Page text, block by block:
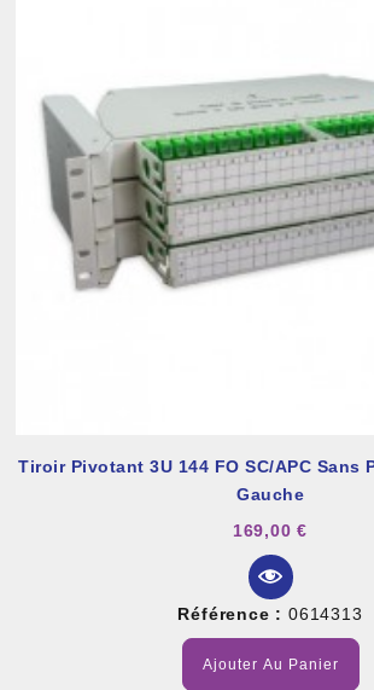
Tiroir Pivotant 3U 144 FO SC/APC Sans
Gauche
169,00 €
Référence : 0614313
Ajouter Au Panier